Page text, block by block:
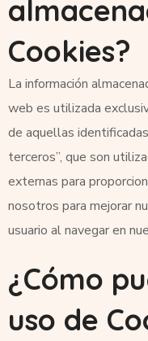
Cookies?
La información
web es utilizada
de aquellas
terceros”, que son
externas para
nosotros para mejorar
usuario al navegar en
¿Cómo
uso de